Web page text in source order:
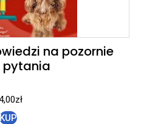
na pozornie
pytania
zł
KUP